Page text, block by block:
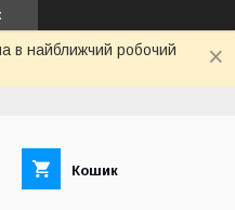
в найближчий робочий
Кошик